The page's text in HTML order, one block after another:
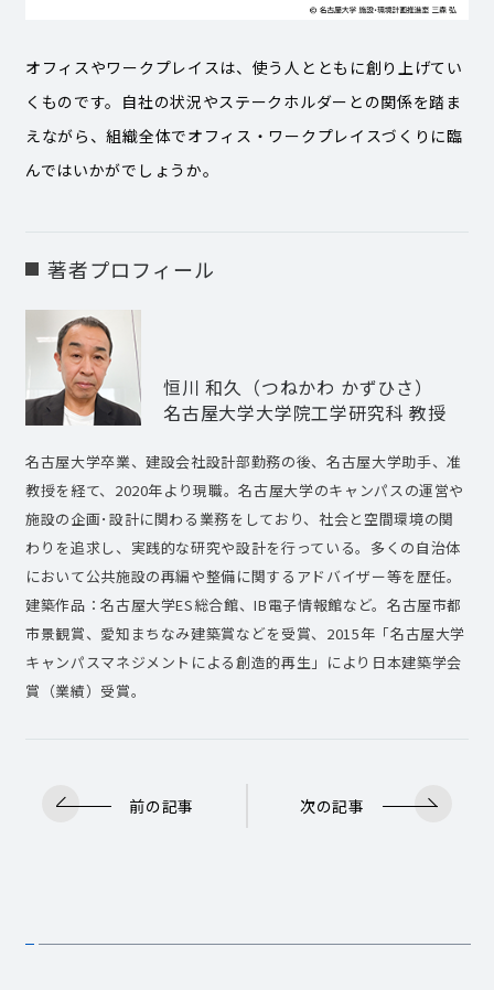
オフィスやワークプレイスは、使う人とともに創り上げてい
くものです。自社の状況やステークホルダーとの関係を踏ま
えながら、組織全体でオフィス・ワークプレイスづくりに臨
んではいかがでしょうか。
著者プロフィール
恒川 和久（つねかわ かずひさ）
名古屋大学大学院工学研究科 教授
名古屋大学卒業、建設会社設計部勤務の後、名古屋大学助手、准
教授を経て、2020年より現職。名古屋大学のキャンパスの運営や
施設の企画･設計に関わる業務をしており、社会と空間環境の関
わりを追求し、実践的な研究や設計を行っている。多くの自治体
において公共施設の再編や整備に関するアドバイザー等を歴任。
建築作品：名古屋大学ES総合館、IB電子情報館など。名古屋市都
市景観賞、愛知まちなみ建築賞などを受賞、2015年「名古屋大学
キャンパスマネジメントによる創造的再生」により日本建築学会
賞（業績）受賞。
前の記事 次の記事